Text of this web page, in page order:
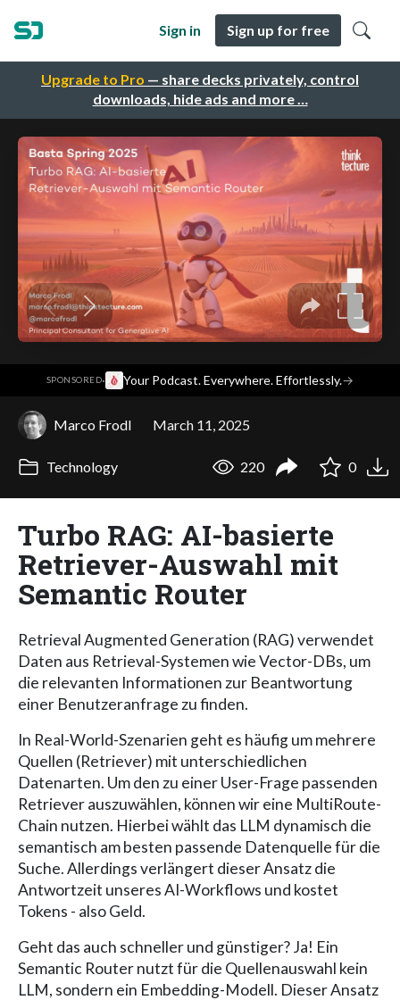
Upgrade to Pro — share decks privately, control
downloads, hide ads and more …
Sign in Sign up for free
SPONSORED· Your Podcast. Everywhere. Effortlessly.→
Marco Frodl March 11, 2025
Technology 220 0
Turbo RAG: AI-basierte
Retriever-Auswahl mit
Semantic Router
Retrieval Augmented Generation (RAG) verwendet
Daten aus Retrieval-Systemen wie Vector-DBs, um
die relevanten Informationen zur Beantwortung
einer Benutzeranfrage zu finden.
In Real-World-Szenarien geht es häufig um mehrere
Quellen (Retriever) mit unterschiedlichen
Datenarten. Um den zu einer User-Frage passenden
Retriever auszuwählen, können wir eine MultiRoute-
Chain nutzen. Hierbei wählt das LLM dynamisch die
semantisch am besten passende Datenquelle für die
Suche. Allerdings verlängert dieser Ansatz die
Antwortzeit unseres AI-Workflows und kostet
Tokens - also Geld.
Geht das auch schneller und günstiger? Ja! Ein
Semantic Router nutzt für die Quellenauswahl kein
LLM, sondern ein Embedding-Modell. Dieser Ansatz